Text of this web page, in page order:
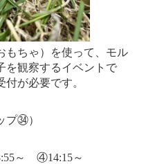
もちゃ）を使って、モル
を観察するイベントで
が必要です。
㉞）
～ ④14:15～